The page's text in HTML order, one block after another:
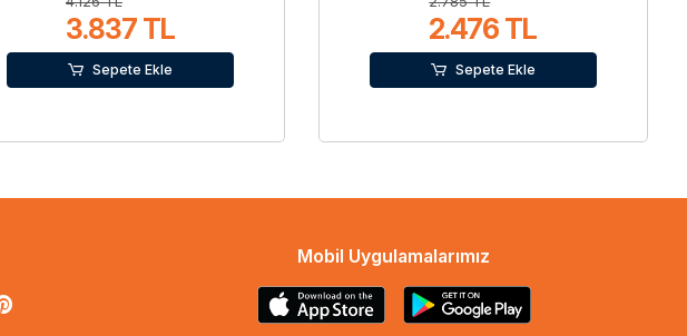
3.837 TL
Sepete Ekle
2.476 TL
Sepete Ekle
Mobil Uygulamalarımız